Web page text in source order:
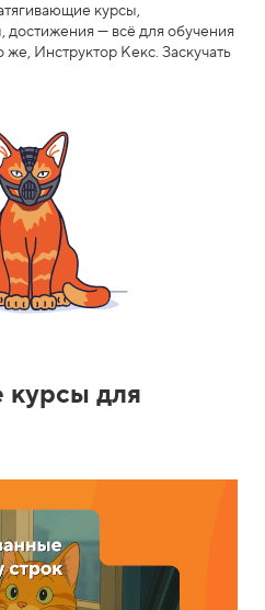
курсы,
достижения — всё для обучения
Инструктор Кекс. Заскучать
курсы для